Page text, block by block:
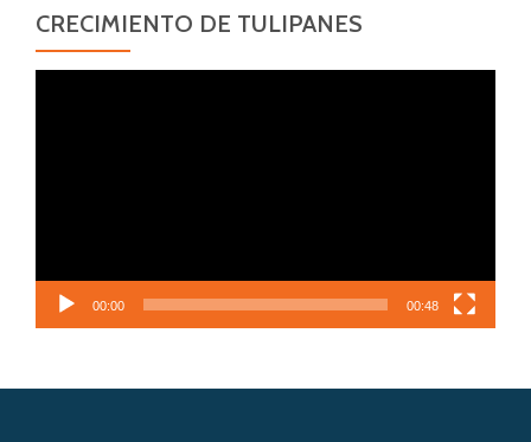
CRECIMIENTO DE TULIPANES
00:00 00:48